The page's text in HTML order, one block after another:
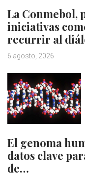
La Conmebol,
iniciativas
recurrir al
6 agosto, 2026
El genoma
datos clave
de…